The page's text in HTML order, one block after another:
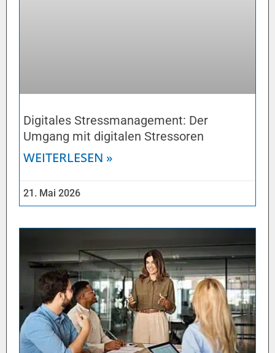
Digitales Stressmanagement: Der
Umgang mit digitalen Stressoren
WEITERLESEN »
21. Mai 2026